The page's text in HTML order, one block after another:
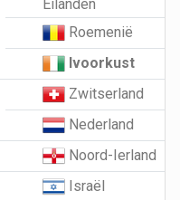
Eilanden
Roemenië
Ivoorkust
Zwitserland
Nederland
Noord-Ierland
Israël